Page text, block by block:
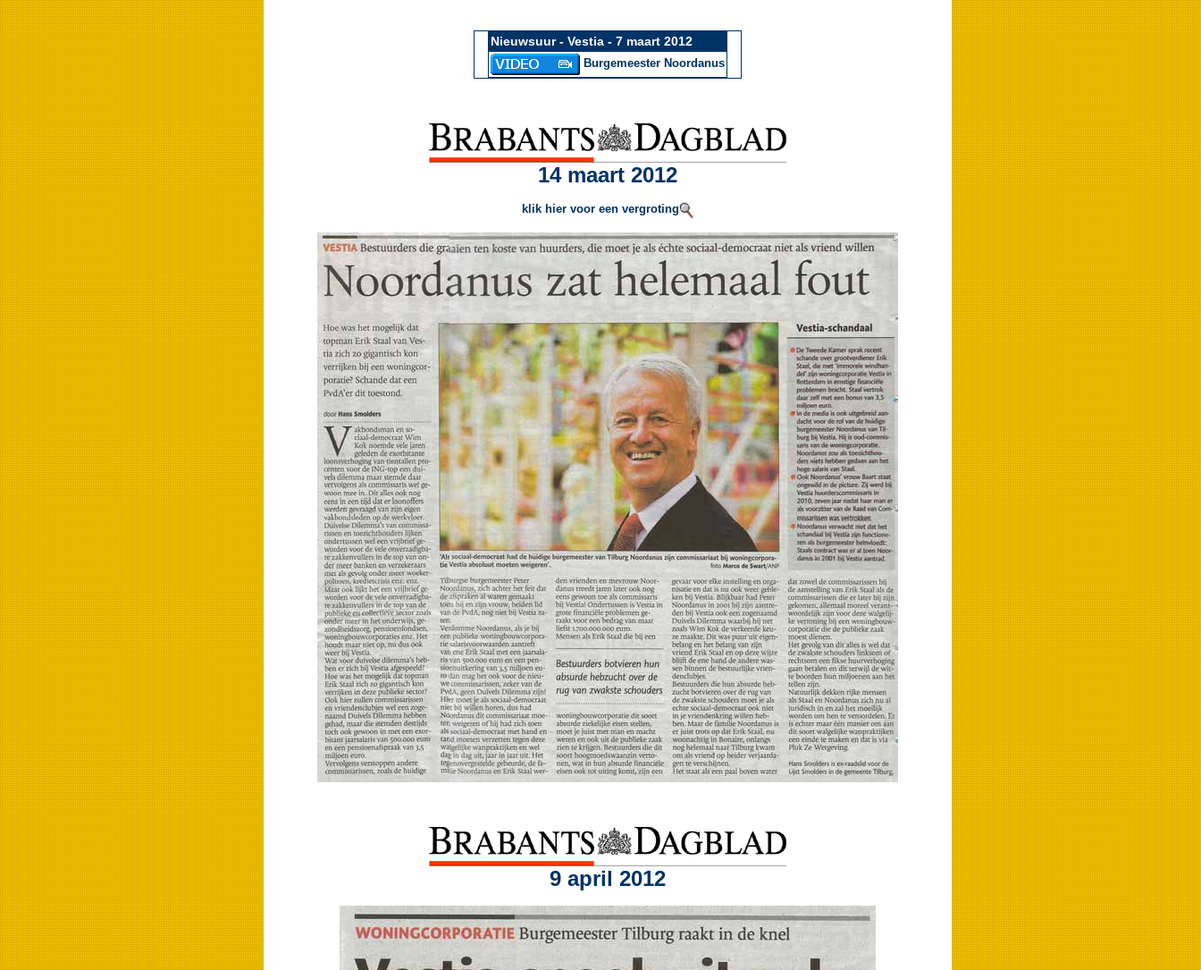
Nieuwsuur - Vestia - 7 maart 2012
Burgemeester Noordanus
14 maart 2012
klik hier voor een vergroting
9 april 2012